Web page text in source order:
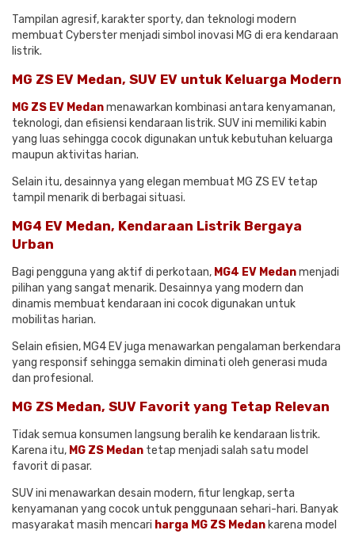
Tampilan agresif, karakter sporty, dan teknologi modern
membuat Cyberster menjadi simbol inovasi MG di era kendaraan
listrik.
MG ZS EV Medan, SUV EV untuk Keluarga Modern
MG ZS EV Medanmenawarkan kombinasi antara kenyamanan,
teknologi, dan efisiensi kendaraan listrik. SUV ini memiliki kabin
yang luas sehingga cocok digunakan untuk kebutuhan keluarga
maupun aktivitas harian.
Selain itu, desainnya yang elegan membuat MG ZS EV tetap
tampil menarik di berbagai situasi.
MG4 EV Medan, Kendaraan Listrik Bergaya
Urban
Bagi pengguna yang aktif di perkotaan, MG4 EV Medanmenjadi
pilihan yang sangat menarik. Desainnya yang modern dan
dinamis membuat kendaraan ini cocok digunakan untuk
mobilitas harian.
Selain efisien, MG4 EV juga menawarkan pengalaman berkendara
yang responsif sehingga semakin diminati oleh generasi muda
dan profesional.
MG ZS Medan, SUV Favorit yang Tetap Relevan
Tidak semua konsumen langsung beralih ke kendaraan listrik.
Karena itu, MG ZS Medan tetap menjadi salah satu model
favorit di pasar.
SUV ini menawarkan desain modern, fitur lengkap, serta
kenyamanan yang cocok untuk penggunaan sehari-hari. Banyak
masyarakat masih mencari harga MG ZS Medan karena model